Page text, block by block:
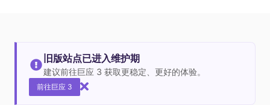
旧版站点已进入维护期
建议前往巨应 3 获取更稳定、更好的体验。
前往巨应 3